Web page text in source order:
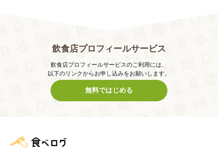
飲食店プロフィールサービス
飲食店プロフィールサービスのご利用には、
以下のリンクからお申し込みをお願いします。
無料ではじめる